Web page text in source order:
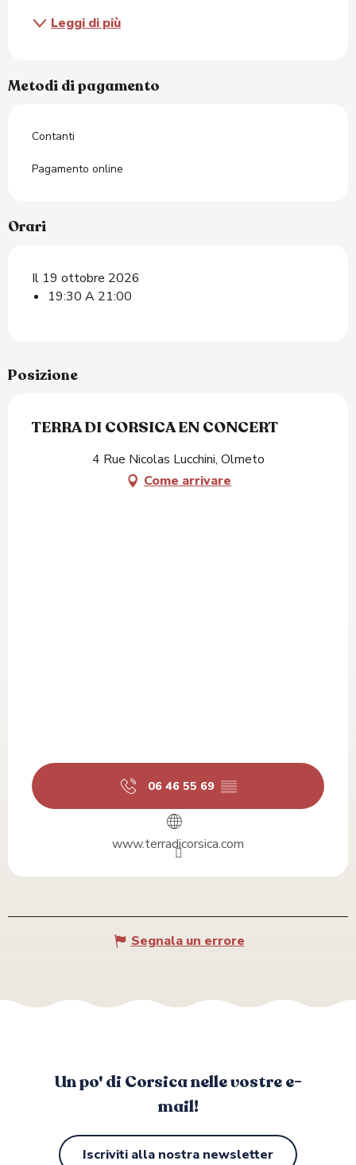
Leggi di più
Metodi di pagamento
Contanti
Pagamento online
Orari
Il 19 ottobre 2026
19:30 A 21:00
Posizione
TERRA DI CORSICA EN CONCERT
4 Rue Nicolas Lucchini, Olmeto
Come arrivare
06 46 55 69 ▒▒
www.terradicorsica.com
Segnala un errore
Un po' di Corsica nelle vostre e-
mail!
Iscriviti alla nostra newsletter